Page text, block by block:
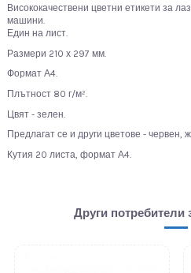
Висококачествени цветни етикети за
машини.
Един на лист.
Размери 210 х 297 мм.
Формат А4.
Плътност 80 г/м².
Цвят - зелен.
Предлагат се и други цветове - червен,
Кутия 20 листа, формат А4.
Други потребители